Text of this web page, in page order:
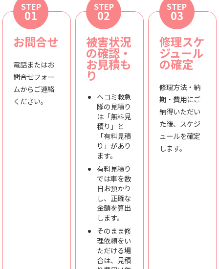
STEP
01
お問合せ
電話またはお
問合せフォー
ムからご連絡
ください。
STEP
02
被害状況
の確認・
お見積も
り
ヘコミ救急
隊の見積り
は「無料見
積り」と
「有料見積
り」があり
ます。
有料見積り
では車を数
日お預かり
し、正確な
金額を算出
します。
そのまま修
理依頼をい
ただける場
合は、見積
STEP
03
修理スケ
ジュール
の確定
修理方法・納
期・費用にご
納得いただい
た後、スケジ
ュールを確定
します。